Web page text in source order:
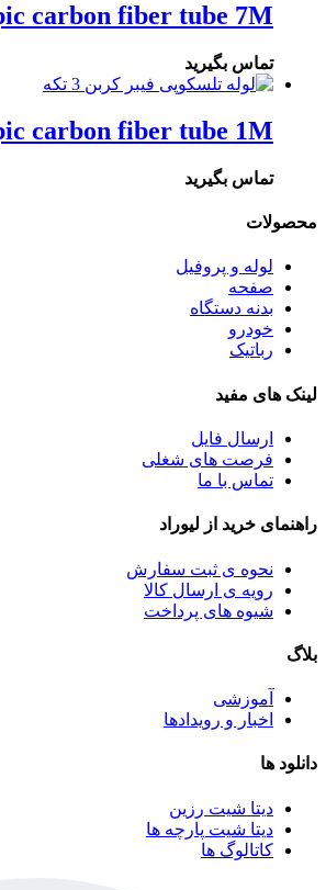
carbon fiber tube 7M
تماس بگیرید
carbon fiber tube 1M
تماس بگیرید
محصولات
لوله و پروفیل
صفحه
بدنه دستگاه
خودرو
رباتیک
لینک های مفید
ارسال فایل
فرصت های شغلی
تماس با ما
راهنمای خرید از لیوراد
نحوه ی ثبت سفارش
رویه ی ارسال کالا
شیوه های پرداخت
بلاگ
آموزشی
اخبار و رویدادها
دانلود ها
دیتا شیت رزین
دیتا شیت پارچه ها
کاتالوگ ها